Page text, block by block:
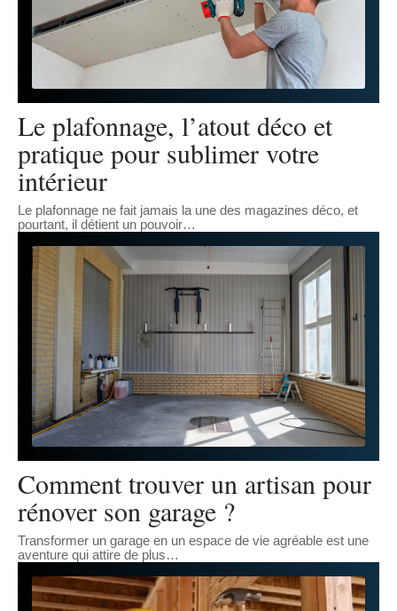
Le plafonnage, l’atout déco et
pratique pour sublimer votre
intérieur
Le plafonnage ne fait jamais la une des magazines déco, et
pourtant, il détient un pouvoir…
Comment trouver un artisan pour
rénover son garage ?
Transformer un garage en un espace de vie agréable est une
aventure qui attire de plus…